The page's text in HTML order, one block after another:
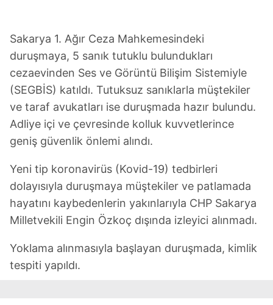
Sakarya 1. Ağır Ceza Mahkemesindeki
duruşmaya, 5 sanık tutuklu bulundukları
cezaevinden Ses ve Görüntü Bilişim Sistemiyle
(SEGBİS) katıldı. Tutuksuz sanıklarla müştekiler
ve taraf avukatları ise duruşmada hazır bulundu.
Adliye içi ve çevresinde kolluk kuvvetlerince
geniş güvenlik önlemi alındı.
Yeni tip koronavirüs (Kovid-19) tedbirleri
dolayısıyla duruşmaya müştekiler ve patlamada
hayatını kaybedenlerin yakınlarıyla CHP Sakarya
Milletvekili Engin Özkoç dışında izleyici alınmadı.
Yoklama alınmasıyla başlayan duruşmada, kimlik
tespiti yapıldı.